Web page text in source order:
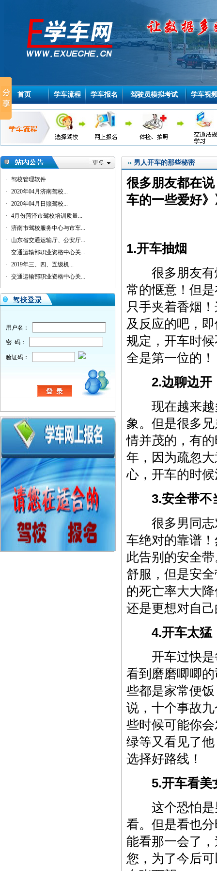
首页 学车流程 学车报名 驾驶员模拟考试 学车视
·
驾校管理软件
·
2020年04月济南驾校...
·
2020年04月日照驾校...
·
4月份菏泽市驾校培训质量...
·
济南市驾校服务中心与市车...
·
山东省交通运输厅、公安厅...
·
交通运输部职业资格中心关...
·
2019年三、四、五级机...
·
交通运输部职业资格中心关...
用户名：
密 码：
验证码：
男人开车的那些秘密
很多朋友都在
车的一些爱好
1.开车抽烟
很多朋友有
常的惬意！但
只手夹着香烟
及反应的吧，
规定，开车时
全是第一位的！
2.边聊边开
现在越来越
象。但是很多
情并茂的，有
年，因为疏忽
心，开车的时
3.安全带不
很多男同志
车绝对的靠谱
此告别的安全
舒服，但是安
的死亡率大大
还是更想对自
4.开车太猛
开车过快是
看到磨磨唧唧
些都是家常便
说，十个事故
些时候可能你
绿等又看见了
选择好路线！
5.开车看美
这个恐怕是
看。但是看也
能看那一会了
您，为了今后